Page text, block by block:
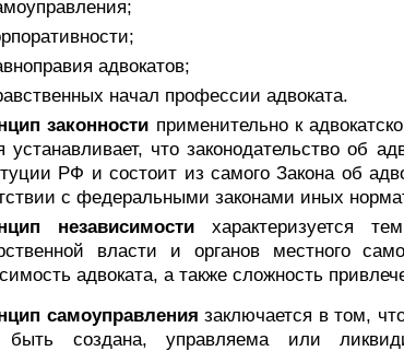
адвокатов;
начал профессии адвоката.
законности применительно к
устанавливает, что законодательство об
РФ и состоит из самого Закона об
с федеральными законами иных
независимости характеризуется
власти и органов местного
адвоката, а также сложность
самоуправления заключается в том,
быть создана, управляема или